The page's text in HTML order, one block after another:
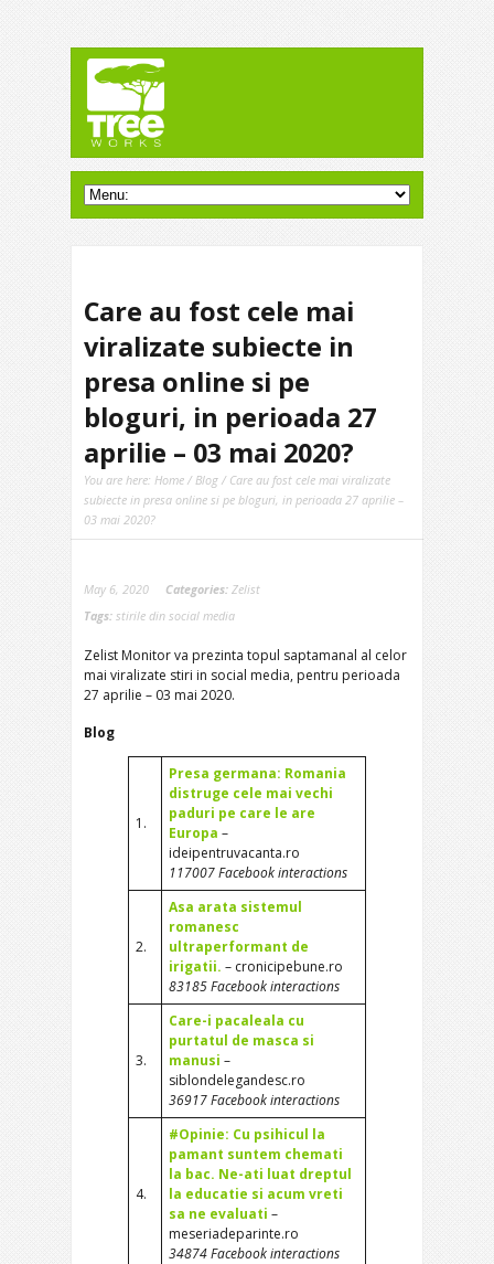
Care au fost cele mai
viralizate subiecte in
presa online si pe
bloguri, in perioada 27
aprilie – 03 mai 2020?
You are here: Home /Blog / Care au fost cele mai viralizate
subiecte in presa online si pe bloguri, in perioada 27 aprilie –
03 mai 2020?
May 6, 2020 Categories: Zelist
Tags: stirile din social media
Zelist Monitor va prezinta topul saptamanal al celor
mai viralizate stiri in social media, pentru perioada
27 aprilie – 03 mai 2020.
Blog
1.
Presa germana: Romania
distruge cele mai vechi
paduri pe care le are
Europa –
ideipentruvacanta.ro
117007 Facebook interactions
2.
Asa arata sistemul
romanesc
ultraperformant de
irigatii. – cronicipebune.ro
83185 Facebook interactions
3.
Care-i pacaleala cu
purtatul de masca si
manusi –
siblondelegandesc.ro
36917 Facebook interactions
4.
#Opinie: Cu psihicul la
pamant suntem chemati
la bac. Ne-ati luat dreptul
la educatie si acum vreti
sa ne evaluati –
meseriadeparinte.ro
34874 Facebook interactions